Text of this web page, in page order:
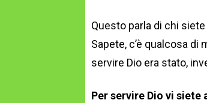
Questo parla di chi
Sapete, c’è qualcosa
servire Dio era stato,
Per servire Dio vi siete